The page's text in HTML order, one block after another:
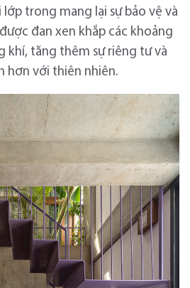
trong mang lại sự bảo vệ và
đan xen khắp các khoảng
khí, tăng thêm sự riêng tư và
hơn với thiên nhiên.